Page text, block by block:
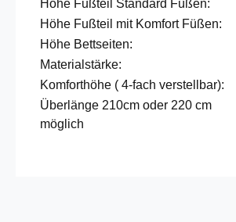
Höhe Fußteil Standard Füßen:
Höhe Fußteil mit Komfort Füßen:
Höhe Bettseiten:
Materialstärke:
Komforthöhe ( 4-fach verstellbar):
Überlänge 210cm oder 220 cm
möglich